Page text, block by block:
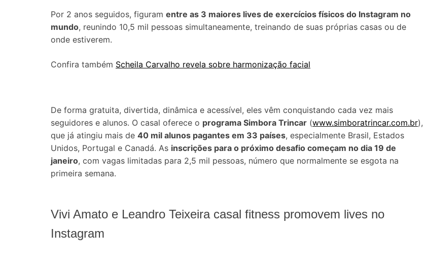
Por 2 anos seguidos, figuram entre as 3 maiores lives de exercícios físicos do Instagram no
mundo, reunindo 10,5 mil pessoas simultaneamente, treinando de suas próprias casas ou de
onde estiverem.
Confira também Scheila Carvalho revela sobre harmonização facial
De forma gratuita, divertida, dinâmica e acessível, eles vêm conquistando cada vez mais
seguidores e alunos. O casal oferece o programa Simbora Trincar (www.simboratrincar.com.br),
que já atingiu mais de 40 mil alunos pagantes em 33 países, especialmente Brasil, Estados
Unidos, Portugal e Canadá. As inscrições para o próximo desafio começam no dia 19 de
janeiro, com vagas limitadas para 2,5 mil pessoas, número que normalmente se esgota na
primeira semana.
Vivi Amato e Leandro Teixeira casal fitness promovem lives no
Instagram